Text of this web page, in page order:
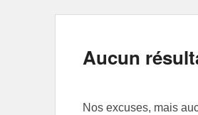
Aucun
Nos excuses, mais